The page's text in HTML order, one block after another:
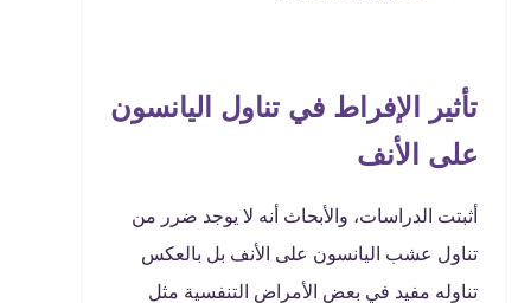
تأثير الإفراط في تناول اليانسون
على الأنف
أثبتت الدراسات، والأبحاث أنه لا يوجد ضرر من
تناول عشب اليانسون على الأنف بل بالعكس
تناوله مفيد في بعض الأمراض التنفسية مثل